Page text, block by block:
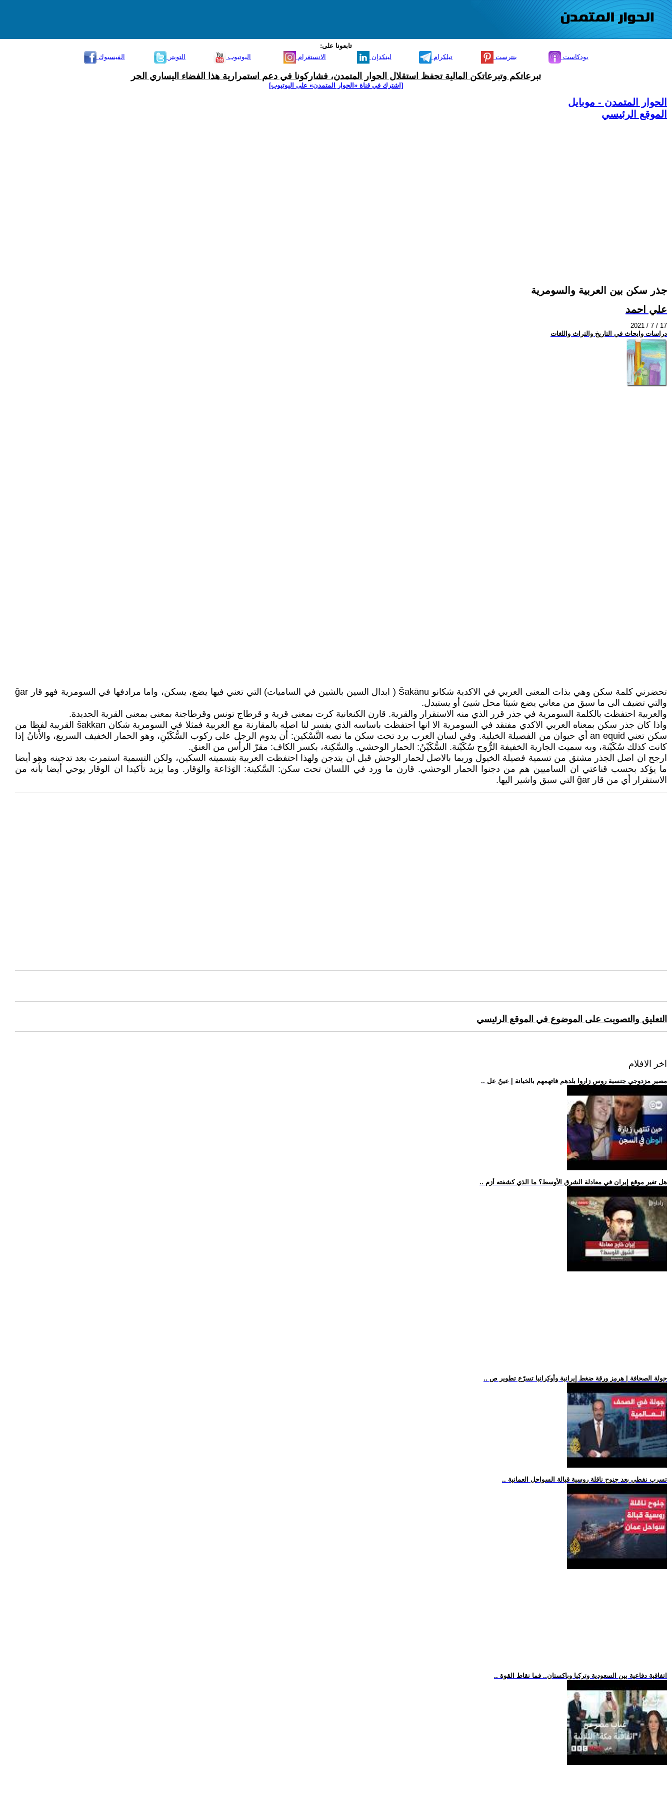
تابعونا على:
الفيسبوك
التويتر اليوتيوب الانستغرام لينكدإن تيلكرام بنترست بودكاست
تبرعاتكم وتبرعاتكن المالية تحفظ استقلال الحوار المتمدن، فشاركونا في دعم استمرارية هذا الفضاء اليساري الحر
[اشترك في قناة ‫«الحوار المتمدن» على اليوتيوب]
الحوار المتمدن - موبايل
الموقع الرئيسي
جذر سكن بين العربية والسومرية
علي احمد
2021 / 7 / 17
دراسات وابحاث في التاريخ والتراث واللغات
تحضرني كلمة سكن وهي بذات المعنى العربي في الاكدية شكانو Šakānu ( ابدال السين بالشين في الساميات) التي تعني فيها يضع، يسكن، واما مرادفها في السومرية فهو قار ĝar
والتي تضيف الى ما سبق من معاني يضع شيئا محل شيئ أو يستبدل.
والعربية احتفظت بالكلمة السومرية في جذر قرر الذي منه الاستقرار والقرية. قارن الكنعانية كرت بمعنى قرية و قرطاج تونس وقرطاجنة بمعنى بمعنى القرية الجديدة.
واذا كان جذر سكن بمعناه العربي الاكدي مفتقد في السومرية الا انها احتفظت باساسه الذي يفسر لنا اصله بالمقارنة مع العربية فمثلا في السومرية شكان šakkan القريبة لفظا من
سكن تعني an equid أي حيوان من الفصيلة الخيلية. وفي لسان العرب يرد تحت سكن ما نصه التَّسْكين: أَن يدوم الرجل على ركوب السُّكَيْنِ، وهو الحمار الخفيف السريع، والأَتانُ إذا
كانت كذلك سُكَيْنة، وبه سميت الجارية الخفيفة الرُّوح سُكَيْنة. السُّكَيْنُ: الحمار الوحشي. والسَّكِنة، بكسر الكاف: مقرّ الرأْس من العنق.
ارجح ان اصل الجذر مشتق من تسمية فصيلة الخيول وربما بالاصل لحمار الوحش قبل ان يتدجن ولهذا احتفظت العربية بتسميته السكين، ولكن التسمية استمرت بعد تدجينه وهو أيضا
ما يؤكد بحسب قناعتي ان الساميين هم من دجنوا الحمار الوحشي. قارن ما ورد في اللسان تحت سكن: السَّكينة: الوَدَاعة والوَقار. وما يزيد تأكيدا ان الوقار يوحي أيضا بأنه من
الاستقرار أي من قار ĝar التي سبق واشير اليها.
التعليق والتصويت على الموضوع في الموقع الرئيسي
اخر الافلام
.. مصير مزدوجي جنسية روس زاروا بلدهم فاتهمهم بالخيانة | عينٌ عل
.. هل تغير موقع إيران في معادلة الشرق الأوسط؟ ما الذي كشفته أزم
.. جولة الصحافة | هرمز ورقة ضغط إيرانية وأوكرانيا تسرّع تطوير ص
.. تسرب نفطي بعد جنوح ناقلة روسية قبالة السواحل العمانية
.. اتفاقية دفاعية بين السعودية وتركيا وباكستان.. فما نقاط القوة